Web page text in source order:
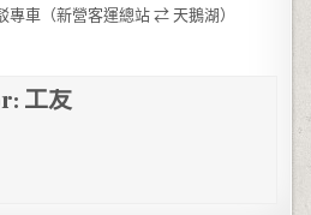
專車（新營客運總站 ⇄ 天鵝湖）
工友